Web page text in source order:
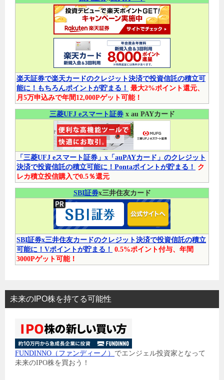
楽天証券で楽天カードのクレジット決済で投資信託の積立可
能に！もちろんポイントが貯まる！ 最大2%ポイント還元、
月5万申込みで年間12,000Pゲット可能！
三菱UFJ eスマート証券x au PAYカード
「三菱UFJ eスマート証券」x「auPAYカード」のクレジット
決済で投資信託の積立可能に！Pontaポイントが貯まる！
ク
レカ積立投信購入で0.5％還元
SBI証券x三井住友カード
SBI証券x三井住友カードのクレジット決済で投資信託の積立
可能に！Vポイントが貯まる！ 0.5%ポイント付与、年間
3000Pゲット可能！
未来のIPO株を持てる可能性
FUNDINNO（ファンディーノ） でエンジェル投資家となって
未来のIPO株を買おう！